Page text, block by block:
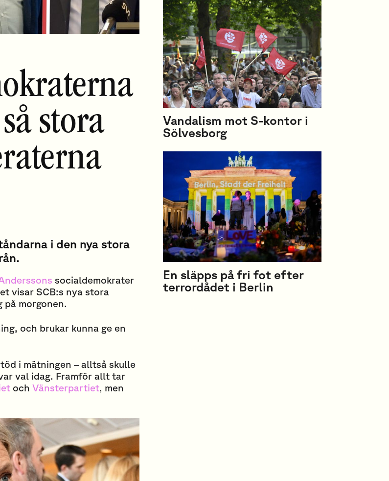
stora
i den nya stora
socialdemokrater
visar SCB:s nya stora
morgonen.
och brukar kunna ge en
i mätningen – alltså skulle
val idag. Framför allt tar
och Vänsterpartiet, men
Vandalism mot S-kontor i
Sölvesborg
En släpps på fri fot efter
terrordådet i Berlin